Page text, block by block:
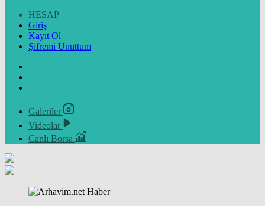
HESAP
Giriş
Kayıt Ol
Şifremi Unuttum
Galeriler
Videolar
Canlı Borsa